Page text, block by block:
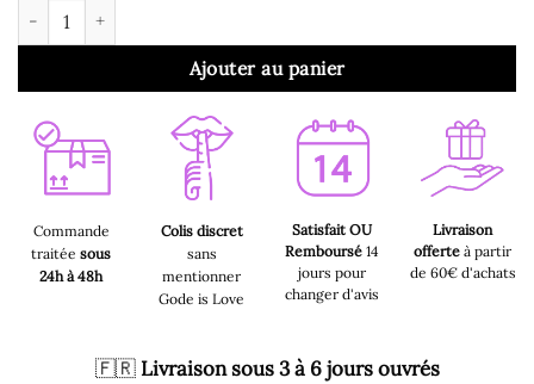
Ajouter au panier
Commande
traitée sous
24h à 48h
Colis discret
sans
mentionner
Gode is Love
Satisfait OU
Remboursé14
jours pour
changer d'avis
Livraison
offerte à partir
de 60€ d'achats
🇫🇷 Livraison sous 3 à 6 jours ouvrés